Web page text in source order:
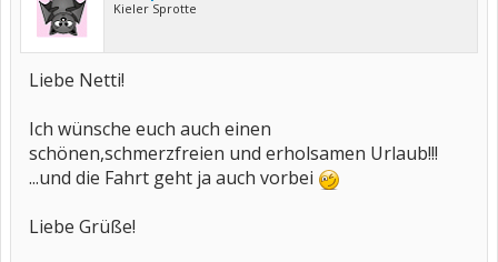
Kieler Sprotte
Liebe Netti!
Ich wünsche euch auch einen
schönen,schmerzfreien und erholsamen Urlaub!!!
...und die Fahrt geht ja auch vorbei
Liebe Grüße!